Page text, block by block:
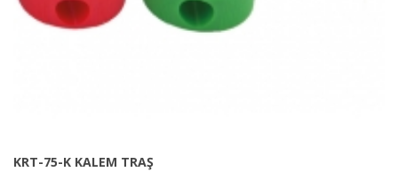
KRT-75-K KALEM TRAŞ